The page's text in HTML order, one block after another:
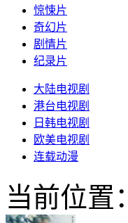
惊悚片
奇幻片
剧情片
纪录片
大陆电视剧
港台电视剧
日韩电视剧
欧美电视剧
连载动漫
当前位置：